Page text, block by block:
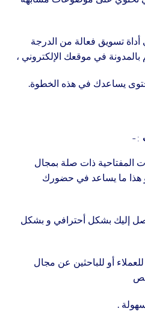
تسويق فعالة من الدرجة
بالمدونة في موقعك الإلكتروني ،
يساعدك في هذه الخطوة.
:-
المفتاحية ذات صلة بمجال
هذا ما يساعد في حضورك
إليك بشكل أحترافي و بشكل
أو للباحثين عن مجال
.